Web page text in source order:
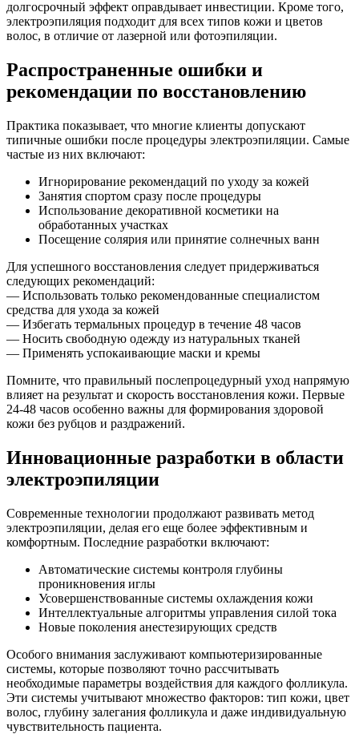
долгосрочный эффект оправдывает инвестиции. Кроме того,
электроэпиляция подходит для всех типов кожи и цветов
волос, в отличие от лазерной или фотоэпиляции.
Распространенные ошибки и
рекомендации по восстановлению
Практика показывает, что многие клиенты допускают
типичные ошибки после процедуры электроэпиляции. Самые
частые из них включают:
Игнорирование рекомендаций по уходу за кожей
Занятия спортом сразу после процедуры
Использование декоративной косметики на
обработанных участках
Посещение солярия или принятие солнечных ванн
Для успешного восстановления следует придерживаться
следующих рекомендаций:
— Использовать только рекомендованные специалистом
средства для ухода за кожей
— Избегать термальных процедур в течение 48 часов
— Носить свободную одежду из натуральных тканей
— Применять успокаивающие маски и кремы
Помните, что правильный послепроцедурный уход напрямую
влияет на результат и скорость восстановления кожи. Первые
24-48 часов особенно важны для формирования здоровой
кожи без рубцов и раздражений.
Инновационные разработки в области
электроэпиляции
Современные технологии продолжают развивать метод
электроэпиляции, делая его еще более эффективным и
комфортным. Последние разработки включают:
Автоматические системы контроля глубины
проникновения иглы
Усовершенствованные системы охлаждения кожи
Интеллектуальные алгоритмы управления силой тока
Новые поколения анестезирующих средств
Особого внимания заслуживают компьютеризированные
системы, которые позволяют точно рассчитывать
необходимые параметры воздействия для каждого фолликула.
Эти системы учитывают множество факторов: тип кожи, цвет
волос, глубину залегания фолликула и даже индивидуальную
чувствительность пациента.